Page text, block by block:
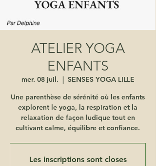
ATELIER YOGA
ENFANTS
mer. 08 juil.
  |
SENSES YOGA LILLE
Une parenthèse de sérénité où les enfants
explorent le yoga, la respiration et la
relaxation de façon ludique tout en
cultivant calme, équilibre et confiance.
Les inscriptions sont closes